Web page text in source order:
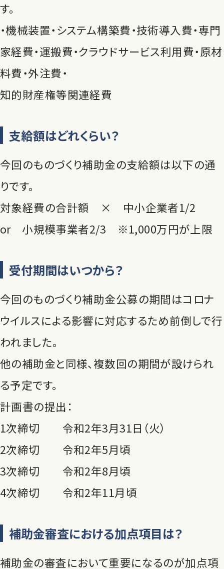
す。
・機械装置・システム構築費・技術導入費・専門
家経費・運搬費・クラウドサービス利用費・原材
料費・外注費・
知的財産権等関連経費
支給額はどれくらい？
今回のものづくり補助金の支給額は以下の通
りです。
対象経費の合計額 × 中小企業者1/2
or 小規模事業者2/3 ※1,000万円が上限
受付期間はいつから？
今回のものづくり補助金公募の期間はコロナ
ウイルスによる影響に対応するため前倒しで行
われました。
他の補助金と同様、複数回の期間が設けられ
る予定です。
計画書の提出：
1次締切 令和2年3月31日（火）
2次締切 令和2年5月頃
3次締切 令和2年8月頃
4次締切 令和2年11月頃
補助金審査における加点項目は？
補助金の審査において重要になるのが加点項